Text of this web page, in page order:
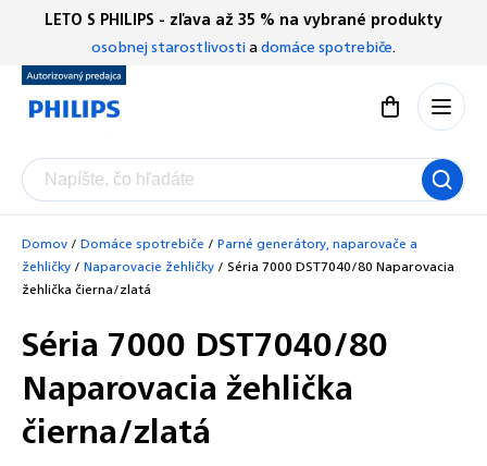
Prejsť
obsah
LETO S PHILIPS - zľava až 35 % na vybrané produkty
osobnej starostlivostiadomáce spotrebiče.
Nákupný
Domov/Domáce spotrebiče /Parné generátory, naparovače a
žehličky/Naparovacie žehličky/Séria 7000 DST7040/80 Naparovacia
žehlička čierna/zlatá
Séria 7000 DST7040/80
Naparovacia žehlička
čierna/zlatá
Chatbot Filip
Autorizovaný predajce